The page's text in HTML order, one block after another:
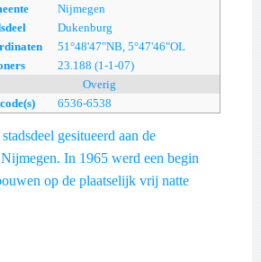
Nijmegen
Dukenburg
51°48'47"NB, 5°47'46"OL
23.188 (1-1-07)
Overig
6536-6538
gesitueerd aan de
In 1965 werd een begin
op de plaatselijk vrij natte